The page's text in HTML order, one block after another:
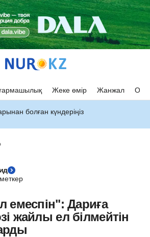
Жеке өмір Жанжал
болған күндеріңіз
емеспін": Дариға
жайлы ел білмейтін